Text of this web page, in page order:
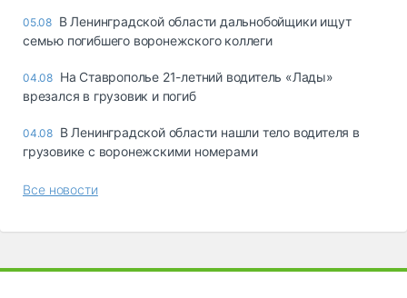
05.08 В Ленинградской области дальнобойщики ищут
семью погибшего воронежского коллеги
04.08 На Ставрополье 21-летний водитель «Лады»
врезался в грузовик и погиб
04.08 В Ленинградской области нашли тело водителя в
грузовике с воронежскими номерами
Все новости